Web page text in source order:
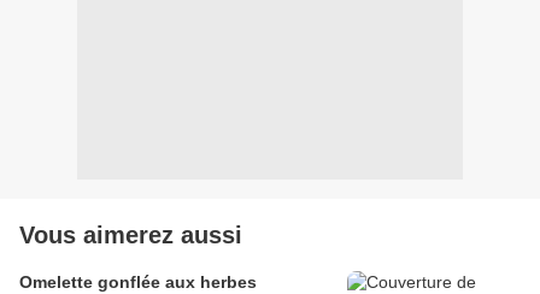
Vous aimerez aussi
Omelette gonflée aux herbes